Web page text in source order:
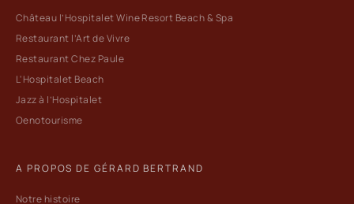
Château l’Hospitalet Wine Resort Beach & Spa
Restaurant l’Art de Vivre
Restaurant Chez Paule
L'Hospitalet Beach
Jazz à l’Hospitalet
Oenotourisme
A PROPOS DE GÉRARD BERTRAND
Notre histoire